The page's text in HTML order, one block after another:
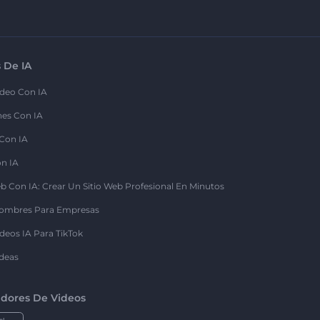
IA
Con IA
Con IA
IA
IA
Con IA: Crear Un Sitio Web Profesional En Minutos
Para Empresas
IA Para TikTok
De Videos